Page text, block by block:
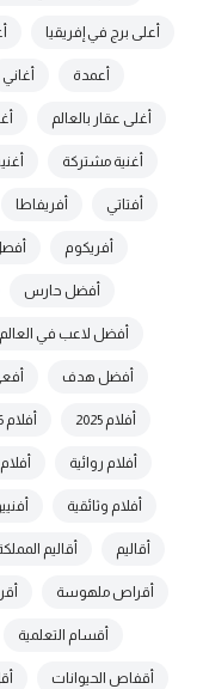
أعلى برج في إفريقيا
أعمدة أغاني
أغلى عقار بالعالم
أغنية مشتركة
أفتاتي أفريفاطا
أفريكوم
أفضل حارس
أفضل لاعب في العالم
أفضل هدف
أفلام 2025 أفلام 2026
أفلام روائية
أفلام وثائقية
أقاليم أقاليم
أقراص ملهوسة
أقسام التعلمية
أقفاص الحيوانات